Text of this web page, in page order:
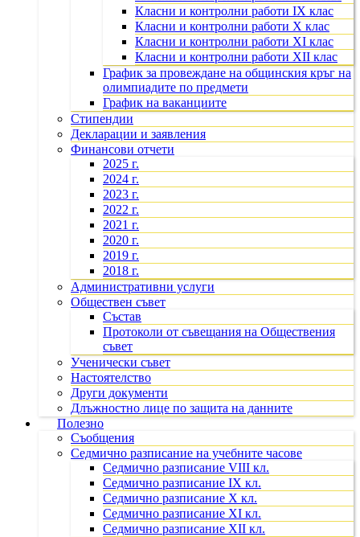
Класни и контролни работи IX клас
Класни и контролни работи X клас
Класни и контролни работи XI клас
Класни и контролни работи XII клас
График за провеждане на общинския кръг на
олимпиадите по предмети
График на ваканциите
Стипендии
Декларации и заявления
Финансови отчети
2025 г.
2024 г.
2023 г.
2022 г.
2021 г.
2020 г.
2019 г.
2018 г.
Административни услуги
Обществен съвет
Състав
Протоколи от съвещания на Обществения
съвет
Ученически съвет
Настоятелство
Други документи
Длъжностно лице по защита на данните
Полезно
Съобщения
Седмично разписание на учебните часове
Седмично разписание VIII кл.
Седмично разписание IX кл.
Седмично разписание X кл.
Седмично разписание XI кл.
Седмично разписание XII кл.